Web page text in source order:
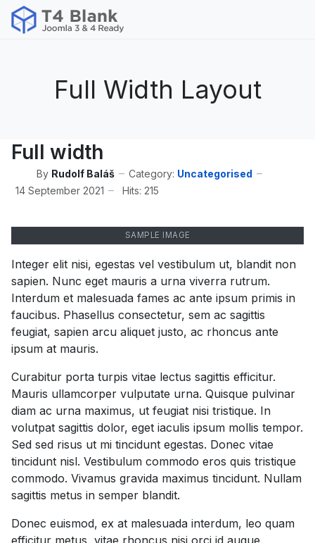
Full Width Layout
Full width
By Rudolf Baláš Category: Uncategorised
14 September 2021
Hits: 215
SAMPLE IMAGE
Integer elit nisi, egestas vel vestibulum ut, blandit non
sapien. Nunc eget mauris a urna viverra rutrum.
Interdum et malesuada fames ac ante ipsum primis in
faucibus. Phasellus consectetur, sem ac sagittis
feugiat, sapien arcu aliquet justo, ac rhoncus ante
ipsum at mauris.
Curabitur porta turpis vitae lectus sagittis efficitur.
Mauris ullamcorper vulputate urna. Quisque pulvinar
diam ac urna maximus, ut feugiat nisi tristique. In
volutpat sagittis dolor, eget iaculis ipsum mollis tempor.
Sed sed risus ut mi tincidunt egestas. Donec vitae
tincidunt nisl. Vestibulum commodo eros quis tristique
commodo. Vivamus gravida maximus tincidunt. Nullam
sagittis metus in semper blandit.
Donec euismod, ex at malesuada interdum, leo quam
efficitur metus, vitae rhoncus nisi orci id augue.